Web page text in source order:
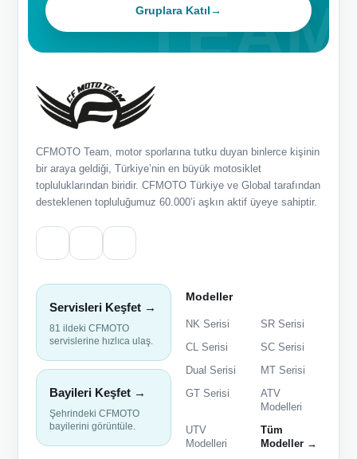
Gruplara Katıl→
CFMOTO Team, motor sporlarına tutku duyan binlerce kişinin
bir araya geldiği, Türkiye’nin en büyük motosiklet
topluluklarından biridir. CFMOTO Türkiye ve Global tarafından
desteklenen topluluğumuz 60.000’i aşkın aktif üyeye sahiptir.
Servisleri Keşfet →
81 ildeki CFMOTO
servislerine hızlıca ulaş.
Bayileri Keşfet →
Şehrindeki CFMOTO
bayilerini görüntüle.
Modeller
NK Serisi
SR Serisi
CL Serisi
SC Serisi
Dual Serisi
MT Serisi
GT Serisi
ATV
Modelleri
UTV
Modelleri
Tüm
Modeller →